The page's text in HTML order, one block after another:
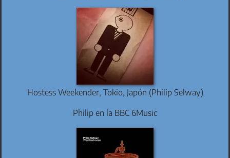
Hostess Weekender, Tokio, Japón (Philip Selway)
Philip en la BBC 6Music